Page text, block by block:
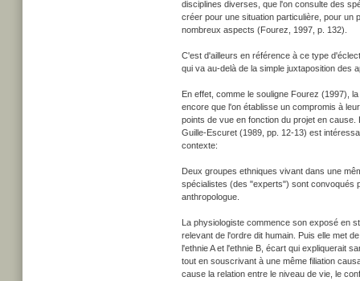
disciplines diverses, que l'on consulte des
créer pour une situation particulière, pour un
nombreux aspects (Fourez, 1997, p. 132).
C'est d'ailleurs en référence à ce type
qui va au-delà de la simple juxtaposition des
En effet, comme le souligne Fourez (1997),
encore que l'on établisse un compromis à
points de vue en fonction du projet en
Guille-Escuret (1989, pp. 12-13) est
contexte:
Deux groupes ethniques vivant dans une
spécialistes (des "experts") sont convoqués
anthropologue.
La physiologiste commence son exposé en
relevant de l'ordre dit humain. Puis elle met
l'ethnie A et l'ethnie B, écart qui expliquerait
tout en souscrivant à une même filiation
cause la relation entre le niveau de vie, le